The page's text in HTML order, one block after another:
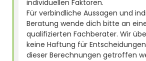
individuellen Faktoren.
Für verbindliche Aussagen und
Beratung wende dich bitte an
qualifizierten Fachberater. Wir
keine Haftung für
dieser Berechnungen getroffen